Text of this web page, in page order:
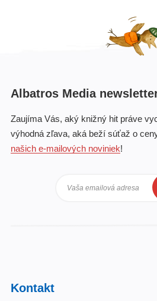
Albatros Media
Zaujíma Vás, aký knižný hit práve
výhodná zľava, aká beží súťaž o
našich e-mailových noviniek!
Vaša emailová adresa
Kontakt